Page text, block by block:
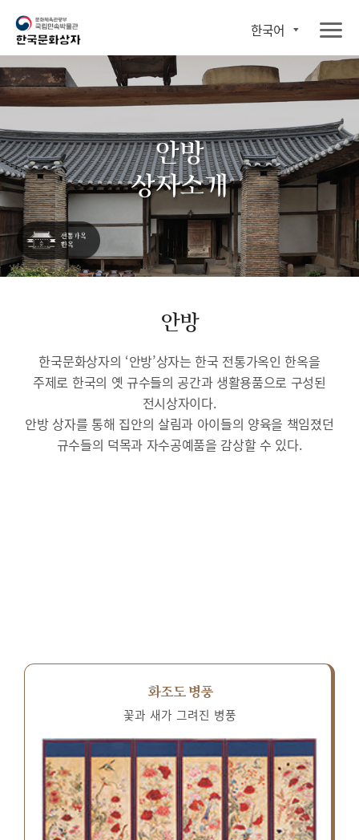
한국어
안방
상자소개
안방
한국문화상자의 ‘안방’상자는 한국 전통가옥인 한옥을
주제로 한국의 옛 규수들의 공간과 생활용품으로 구성된
전시상자이다.
안방 상자를 통해 집안의 살림과 아이들의 양육을 책임졌던
규수들의 덕목과 자수공예품을 감상할 수 있다.
화조도 병풍
꽃과 새가 그려진 병풍